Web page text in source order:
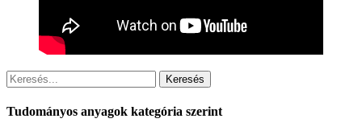
Keresés
Tudományos anyagok kategória szerint